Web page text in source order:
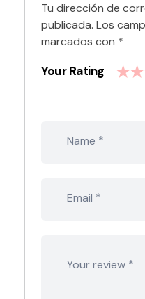
Tu dirección de
publicada. Los
marcados con *
Name *
Email *
Your Rating
Your review *